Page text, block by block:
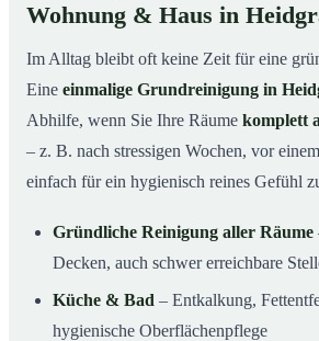
Wohnung & Haus in
Im Alltag bleibt oft keine Zeit für eine
Eine einmalige Grundreinigung in
Abhilfe, wenn Sie Ihre Räume komplett
– z. B. nach stressigen Wochen, vor
einfach für ein hygienisch reines Gefühl
Gründliche Reinigung aller Räume
Decken, auch schwer erreichbare
Küche & Bad – Entkalkung,
hygienische Oberflächenpflege